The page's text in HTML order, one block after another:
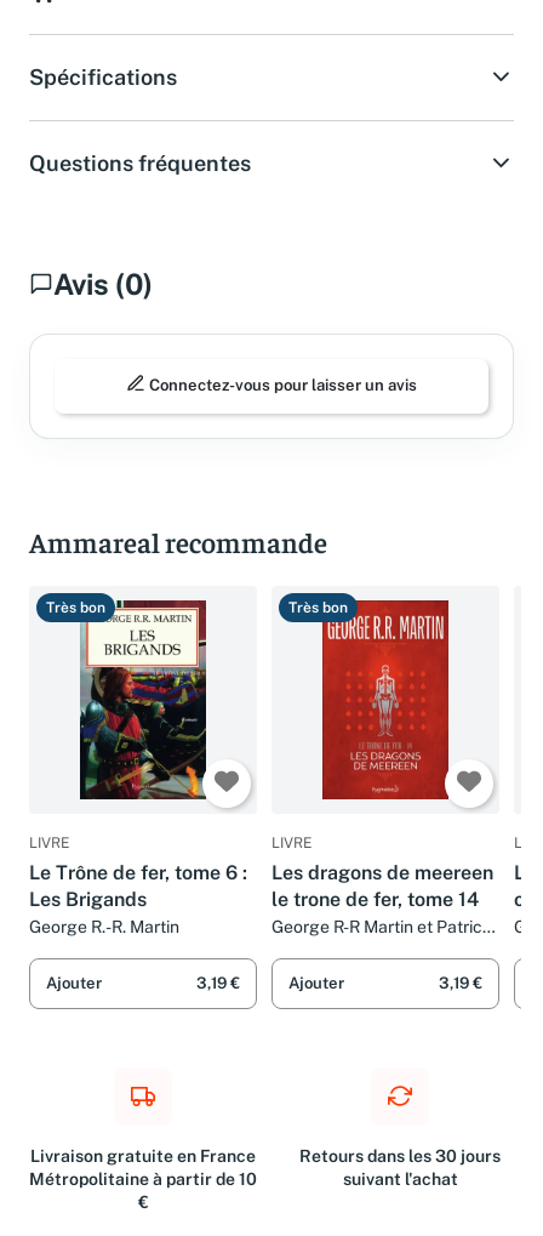
Spécifications
Questions fréquentes
Avis (0)
Connectez-vous pour laisser un avis
Ammareal recommande
Très bon
LIVRE
Le Trône de fer, tome 6 :
Les Brigands
George R.-R. Martin
Ajouter 3,19 €
Très bon
LIVRE
Les dragons de meereen
le trone de fer, tome 14
George R-R Martin et Patrick
Ajouter 3,19 €
Le
of
Livraison gratuite en France
Métropolitaine à partir de 10
€
Retours dans les 30 jours
suivant l'achat